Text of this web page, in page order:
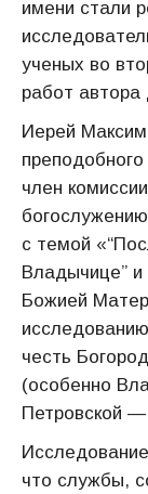
имени стали
ученых во
работ автора
Иерей Максим
член
с темой
Владычице” и
Божией
исследованию
честь
(особенно
Петровской —
что службы,